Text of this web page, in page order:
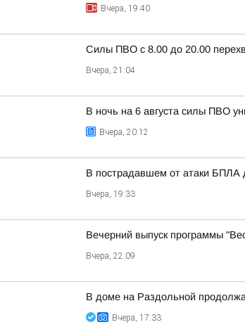
Вчера, 19:40
Силы ПВО с 8.00 до 20.00
Вчера, 21:04
В ночь на 6 августа силы ПВО
Вчера, 20:12
В пострадавшем от атаки БПЛА
Вчера, 19:33
Вечерний выпуск программы
Вчера, 22:09
В доме на Раздольной
Вчера, 17:33